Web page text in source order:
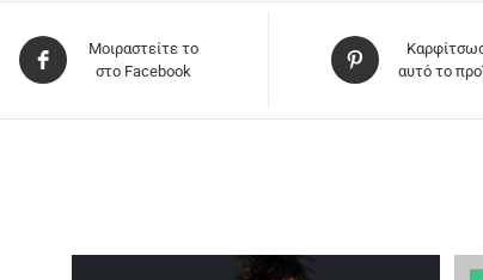
Μοιραστείτε το
στο Facebook
αυτό το